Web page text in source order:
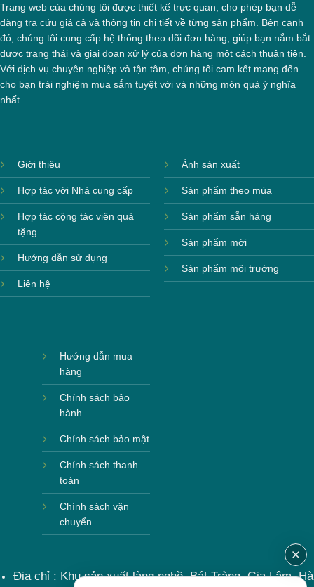
Trang web của chúng tôi được thiết kế trực quan, cho phép bạn dễ
dàng tra cứu giá cả và thông tin chi tiết về từng sản phẩm. Bên cạnh
đó, chúng tôi cung cấp hệ thống theo dõi đơn hàng, giúp bạn nắm bắt
được trạng thái và giai đoạn xử lý của đơn hàng một cách thuận tiện.
Với dịch vụ chuyên nghiệp và tận tâm, chúng tôi cam kết mang đến
cho bạn trải nghiệm mua sắm tuyệt vời và những món quà ý nghĩa
nhất.
Giới thiệu
Hợp tác với Nhà cung cấp
Hợp tác cộng tác viên quà
tặng
Hướng dẫn sử dụng
Liên hệ
Ảnh sản xuất
Sản phẩm theo mùa
Sản phẩm sẵn hàng
Sản phẩm mới
Sản phẩm môi trường
Hướng dẫn mua
hàng
Chính sách bảo
hành
Chính sách bảo mật
Chính sách thanh
toán
Chính sách vận
chuyển
Địa chỉ : Khu sản xuất làng nghề, Bát Tràng, Gia Lâm, Hà